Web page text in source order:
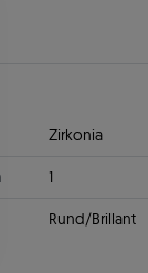
Zirkonia
1
Rund/Brillant